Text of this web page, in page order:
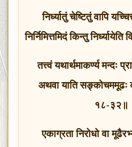
निर्ध्यातुं चेष्टितुं वापि
निर्निमित्तमिदं किन्तु
तत्त्वं यथार्थमाकर्ण्य मन्दः
अथवा याति सङ्कोचममूढः
१८-३२॥
एकाग्रता निरोधो वा